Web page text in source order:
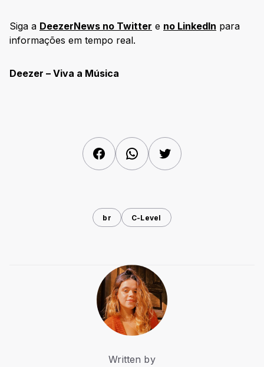
Siga a DeezerNews no Twitter e no LinkedIn para
informações em tempo real.
Deezer – Viva a Música
FacebookWhatsAppTwitter
br C-Level
Written by